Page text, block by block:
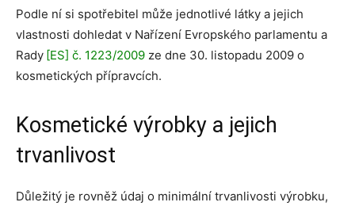
Podle ní si spotřebitel může jednotlivé látky a jejich
vlastnosti dohledat v Nařízení Evropského parlamentu a
Rady [ES] č. 1223/2009 ze dne 30. listopadu 2009 o
kosmetických přípravcích.
Kosmetické výrobky a jejich
trvanlivost
Důležitý je rovněž údaj o minimální trvanlivosti výrobku,